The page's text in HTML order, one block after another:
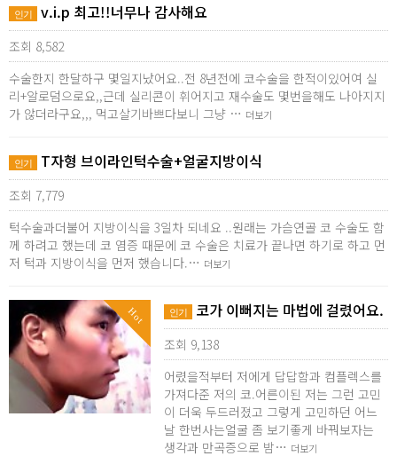
인기 v.i.p 최고!!너무나 감사해요
조회 8,582
수술한지 한달하구 몇일지났어요..전 8년전에 코수술을 한적이있어여 실
리+알로덤으로요,,근데 실리콘이 휘어지고 재수술도 몇번을해도 나아지지
가 않더라구요,,, 먹고살기바쁘다보니 그냥 … 더보기
인기 T자형 브이라인턱수술+얼굴지방이식
조회 7,779
턱수술과더불어 지방이식을 3일차 되네요 ..원래는 가슴연골 코 수술도 함
께 하려고 했는데 코 염증 때문에 코 수술은 치료가 끝나면 하기로 하고 먼
저 턱과 지방이식을 먼저 했습니다.… 더보기
Hot 인기 코가 이뻐지는 마법에 걸렸어요.
조회 9,138
어렸을적부터 저에게 답답함과 컴플렉스를
가져다준 저의 코.어른이된 저는 그런 고민
이 더욱 두드러졌고 그렇게 고민하던 어느
날 한번사는얼굴 좀 보기좋게 바꿔보자는
생각과 만곡증으로 밤… 더보기